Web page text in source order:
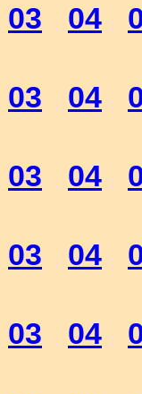
03 04
03 04
03 04
03 04
03 04